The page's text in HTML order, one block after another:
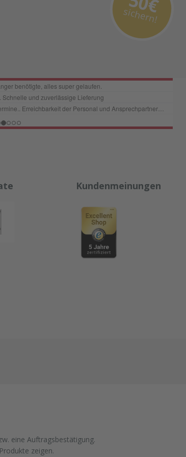
sichern!
Kundenmeinungen
eine Auftragsbestätigung.
zeigen.